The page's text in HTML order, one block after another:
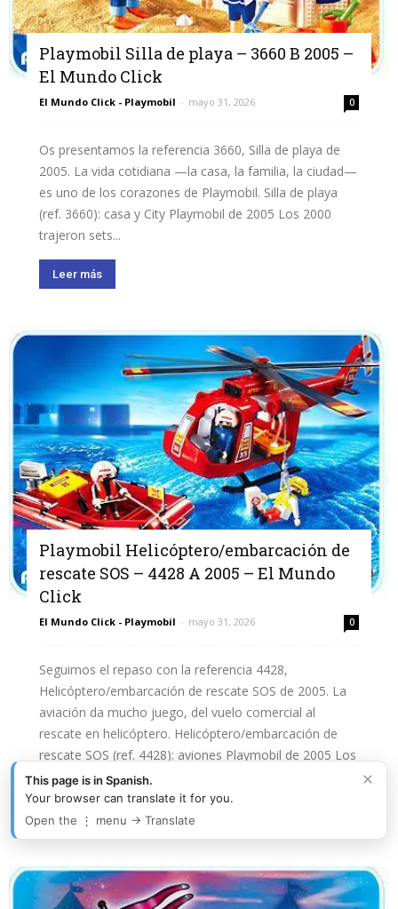
Playmobil Silla de playa – 3660 B 2005 –
El Mundo Click
El Mundo Click - Playmobil - mayo 31, 2026 0
Os presentamos la referencia 3660, Silla de playa de
2005. La vida cotidiana —la casa, la familia, la ciudad—
es uno de los corazones de Playmobil. Silla de playa
(ref. 3660): casa y City Playmobil de 2005 Los 2000
trajeron sets...
Leer más
Playmobil Helicóptero/embarcación de
rescate SOS – 4428 A 2005 – El Mundo
Click
El Mundo Click - Playmobil - mayo 31, 2026 0
Seguimos el repaso con la referencia 4428,
Helicóptero/embarcación de rescate SOS de 2005. La
aviación da mucho juego, del vuelo comercial al
rescate en helicóptero. Helicóptero/embarcación de
rescate SOS (ref. 4428): aviones Playmobil de 2005 Los
2000 trajeron sets más ambiciosos,...
Leer más
×
This page is in Spanish.
Your browser can translate it for you.
Open the ⋮ menu → Translate